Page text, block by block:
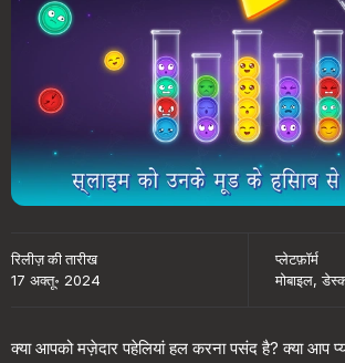
रिलीज़ की तारीख
17 अक्तू॰ 2024
प्लेटफ़ॉर्म
मोबाइल,
क्या आपको मज़ेदार पहेलियां हल करना पसंद है? क्या आप